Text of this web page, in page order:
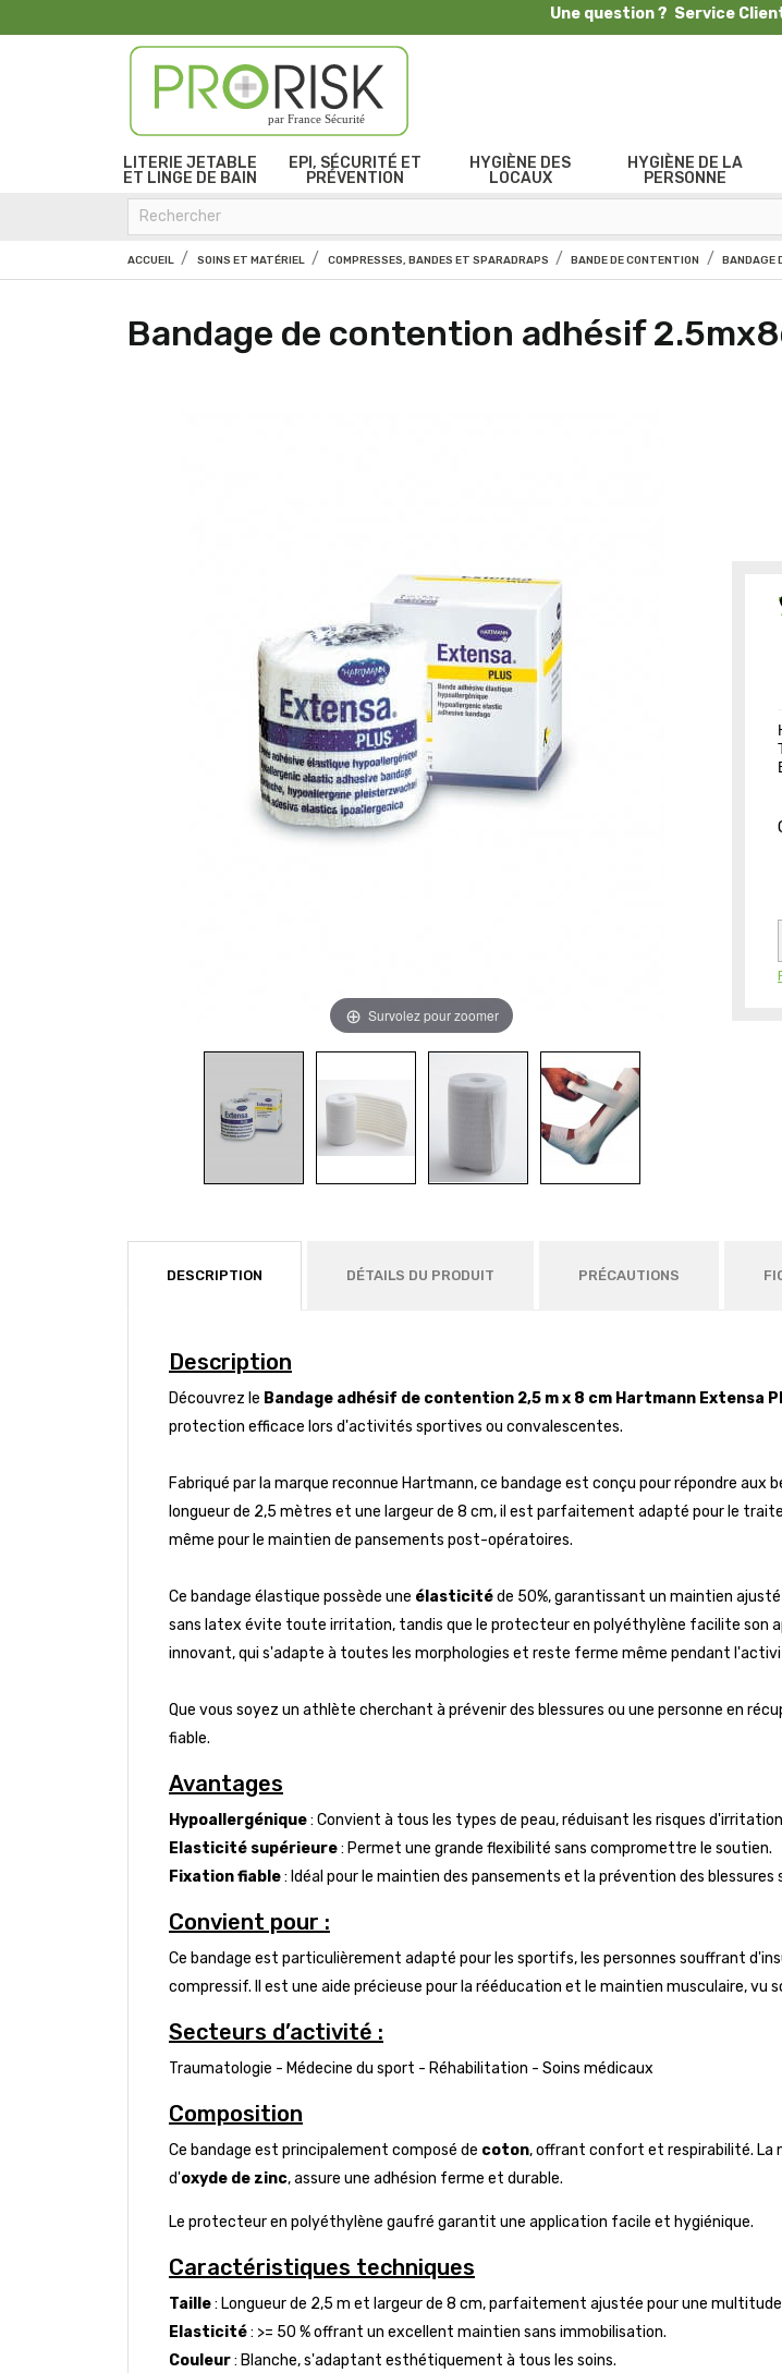
Une question ? Service
par France Sécurité
LITERIE JETABLE
ET LINGE DE BAIN
EPI, SÉCURITÉ ET
PRÉVENTION
HYGIÈNE DES
LOCAUX
HYGIÈNE DE LA
PERSONNE
ACCUEIL SOINS ET MATÉRIEL COMPRESSES, BANDES ET SPARADRAPS BANDE DE CONTENTION BANDAGE
Bandage de contention adhésif
Survolez pour zoomer
DESCRIPTION DÉTAILS DU PRODUIT PRÉCAUTIONS
Description
Découvrez le Bandage adhésif de contention 2,5 m x 8 cm Hartmann Extensa
protection efficace lors d'activités sportives ou convalescentes.
Fabriqué par la marque reconnue Hartmann, ce bandage est conçu pour répondre
longueur de 2,5 mètres et une largeur de 8 cm, il est parfaitement adapté pour le
même pour le maintien de pansements post-opératoires.
Ce bandage élastique possède une élasticitéde 50%, garantissant un maintien
sans latex évite toute irritation, tandis que le protecteur en polyéthylène facilite son
innovant, qui s'adapte à toutes les morphologies et reste ferme même pendant
Que vous soyez un athlète cherchant à prévenir des blessures ou une personne en
fiable.
Avantages
Hypoallergénique: Convient à tous les types de peau, réduisant les risques
Elasticité supérieure: Permet une grande flexibilité sans compromettre le soutien.
Fixation fiable: Idéal pour le maintien des pansements et la prévention des blessures
Convient pour :
Ce bandage est particulièrement adapté pour les sportifs, les personnes souffrant
compressif. Il est une aide précieuse pour la rééducation et le maintien musculaire,
Secteurs d’activité :
Traumatologie - Médecine du sport - Réhabilitation - Soins médicaux
Composition
Ce bandage est principalement composé de coton, offrant confort et respirabilité. La
d'oxyde de zinc, assure une adhésion ferme et durable.
Le protecteur en polyéthylène gaufré garantit une application facile et hygiénique.
Caractéristiques techniques
Taille: Longueur de 2,5 m et largeur de 8 cm, parfaitement ajustée pour une
Elasticité: >= 50 % offrant un excellent maintien sans immobilisation.
Couleur: Blanche, s'adaptant esthétiquement à tous les soins.